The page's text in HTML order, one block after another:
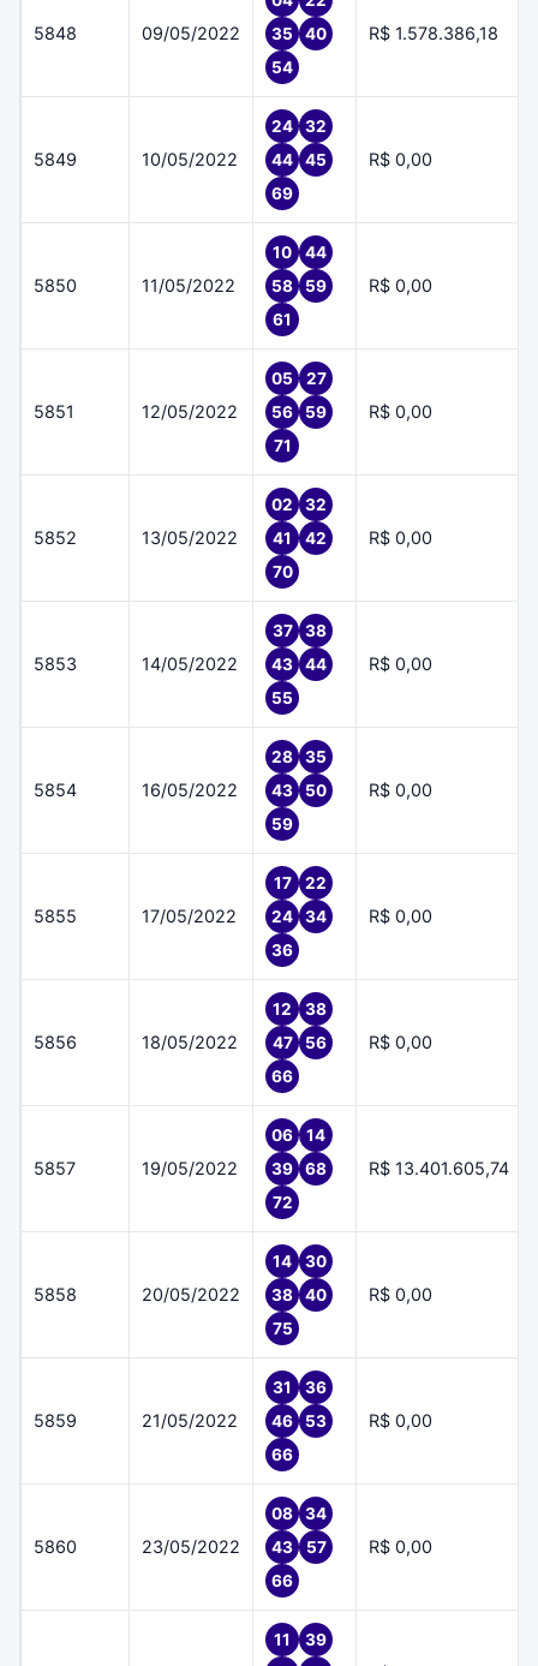
5848 09/05/2022
35
40
54
R$ 1.578.386,18
5849 10/05/2022
24
32
44
45
69
R$ 0,00
5850 11/05/2022
10
44
58
59
61
R$ 0,00
5851 12/05/2022
05
27
56
59
71
R$ 0,00
5852 13/05/2022
02
32
41
42
70
R$ 0,00
5853 14/05/2022
37
38
43
44
55
R$ 0,00
5854 16/05/2022
28
35
43
50
59
R$ 0,00
5855 17/05/2022
17
22
24
34
36
R$ 0,00
5856 18/05/2022
12
38
47
56
66
R$ 0,00
5857 19/05/2022
06
14
39
68
72
R$ 13.401.605,74
5858 20/05/2022
14
30
38
40
75
R$ 0,00
5859 21/05/2022
31
36
46
53
66
R$ 0,00
5860 23/05/2022
08
34
43
57
66
R$ 0,00
11
39